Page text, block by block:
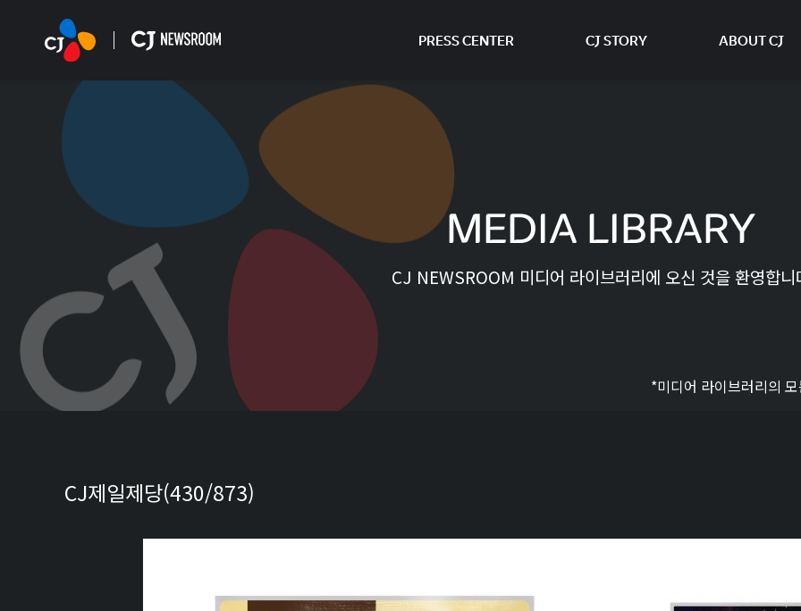
PRESS CENTER CJ STORY ABOUT CJ
MEDIA LIBRARY
CJ NEWSROOM 미디어 라이브러리에 오신 것을 환영합니
*미디어 라이브러리의
CJ제일제당(430/873)